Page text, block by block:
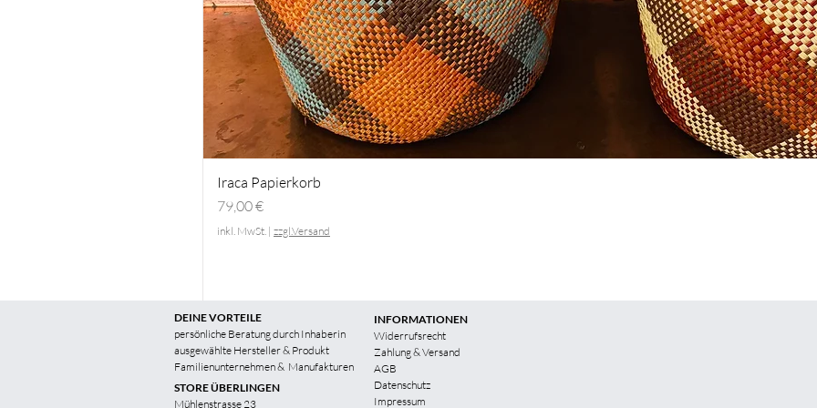
Iraca Papierkorb
Preis
79,00 €
inkl. MwSt. | zzgl.Versand
STORE ÜBERLINGEN
Mühlenstrasse 23
DEINE VORTEILE
persönliche Beratung durch Inhaberin
ausgewählte Hersteller & Produkt
Familienunternehmen & Manufakturen
INFORMATIONEN
Widerrufsrecht
Zahlung & Versand
AGB
Datenschutz
Impressum